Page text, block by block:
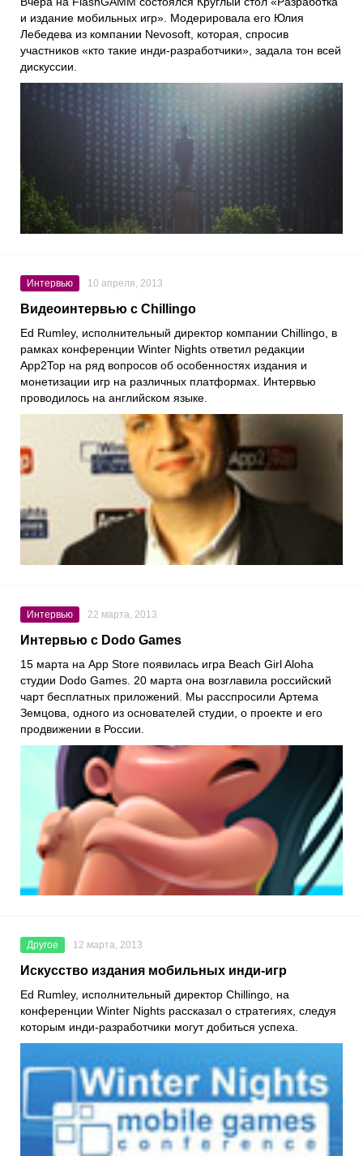
и издание мобильных игр». Модерировала его Юлия
Лебедева из компании Nevosoft, которая, спросив
участников «кто такие инди-разработчики», задала тон всей
дискуссии.
Интервью 10 апреля, 2013
Видеоинтервью с Chillingo
Ed Rumley, исполнительный директор компании Chillingo, в
рамках конференции Winter Nights ответил редакции
App2Top на ряд вопросов об особенностях издания и
монетизации игр на различных платформах. Интервью
проводилось на английском языке.
Интервью 22 марта, 2013
Интервью с Dodo Games
15 марта на App Store появилась игра Beach Girl Aloha
студии Dodo Games. 20 марта она возглавила российский
чарт бесплатных приложений. Мы расспросили Артема
Земцова, одного из основателей студии, о проекте и его
продвижении в России.
Другое 12 марта, 2013
Искусство издания мобильных инди-игр
Ed Rumley, исполнительный директор Chillingo, на
конференции Winter Nights рассказал о стратегиях, следуя
которым инди-разработчики могут добиться успеха.